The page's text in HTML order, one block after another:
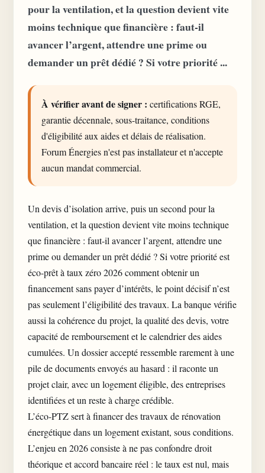
pour la ventilation, et la question devient vite
moins technique que financière : faut-il
avancer l’argent, attendre une prime ou
demander un prêt dédié ? Si votre priorité ...
À vérifier avant de signer : certifications RGE,
garantie décennale, sous-traitance, conditions
d'éligibilité aux aides et délais de réalisation.
Forum Énergies n'est pas installateur et n'accepte
aucun mandat commercial.
Un devis d’isolation arrive, puis un second pour la
ventilation, et la question devient vite moins technique
que financière : faut-il avancer l’argent, attendre une
prime ou demander un prêt dédié ? Si votre priorité est
éco-prêt à taux zéro 2026 comment obtenir un
financement sans payer d’intérêts, le point décisif n’est
pas seulement l’éligibilité des travaux. La banque vérifie
aussi la cohérence du projet, la qualité des devis, votre
capacité de remboursement et le calendrier des aides
cumulées. Un dossier accepté ressemble rarement à une
pile de documents envoyés au hasard : il raconte un
projet clair, avec un logement éligible, des entreprises
identifiées et un reste à charge crédible.
L’éco-PTZ sert à financer des travaux derénovation
énergétiquedans un logement existant, sous conditions.
L’enjeu en 2026 consiste à ne pas confondre droit
théorique et accord bancaire réel : le taux est nul, mais